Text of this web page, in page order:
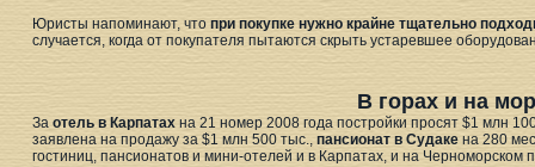
Юристы напоминают, что при покупке нужно крайне тщательно
случается, когда от покупателя пытаются скрыть устаревшее
В горах и на
За отель в Карпатах на 21 номер 2008 года постройки просят $1 млн
заявлена на продажу за $1 млн 500 тыс., пансионат в Судаке на 280
гостиниц, пансионатов и мини-отелей и в Карпатах, и на